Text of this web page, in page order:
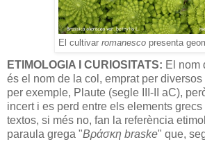
El cultivar romanescopresenta
ETIMOLOGIA I CURIOSITATS: El nom
és el nom de la col, emprat per
per exemple, Plaute (segle III-II aC),
incert i es perd entre els elements
textos, si més no, fan la referència
paraula grega "Βράσκη braske" que,